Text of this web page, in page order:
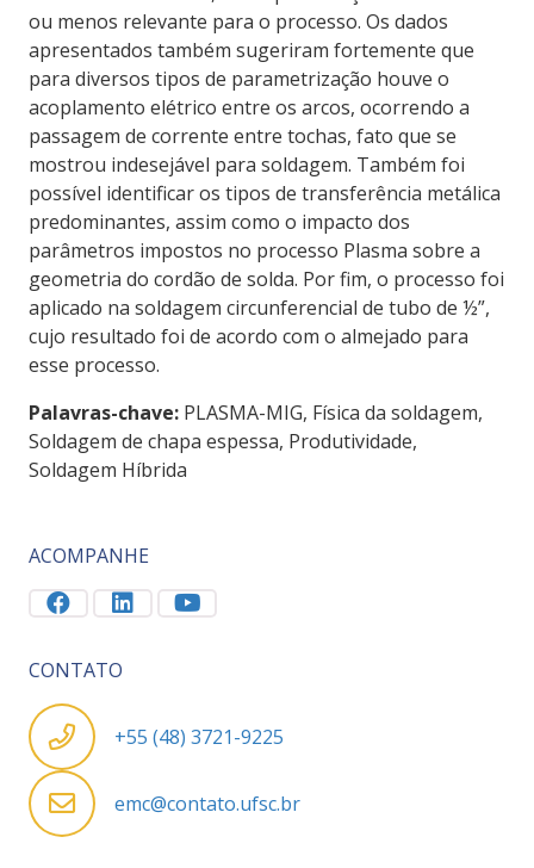
ou menos relevante para o processo. Os dados
apresentados também sugeriram fortemente que
para diversos tipos de parametrização houve o
acoplamento elétrico entre os arcos, ocorrendo a
passagem de corrente entre tochas, fato que se
mostrou indesejável para soldagem. Também foi
possível identificar os tipos de transferência metálica
predominantes, assim como o impacto dos
parâmetros impostos no processo Plasma sobre a
geometria do cordão de solda. Por fim, o processo foi
aplicado na soldagem circunferencial de tubo de ½”,
cujo resultado foi de acordo com o almejado para
esse processo.
Palavras-chave: PLASMA-MIG, Física da soldagem,
Soldagem de chapa espessa, Produtividade,
Soldagem Híbrida
ACOMPANHE
CONTATO
+55 (48) 3721-9225
emc@contato.ufsc.br